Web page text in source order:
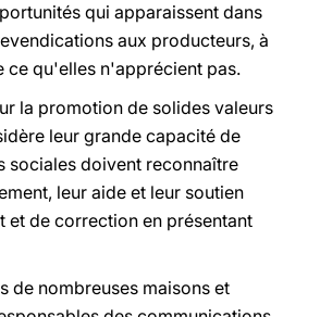
qui apparaissent dans
aux producteurs, à
ce qu'elles n'apprécient pas.
la promotion de solides valeurs
leur grande capacité de
sociales doivent reconnaître
leur aide et leur soutien
et de correction en présentant
de nombreuses maisons et